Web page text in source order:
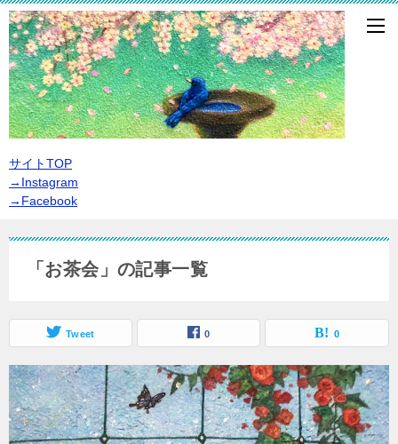
サイトTOP
→Instagram
→Facebook
「お茶会」の記事一覧
Tweet 0 0